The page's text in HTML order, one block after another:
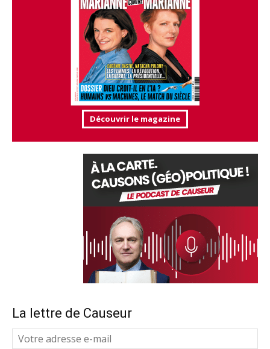
Découvrir le magazine
La lettre de Causeur